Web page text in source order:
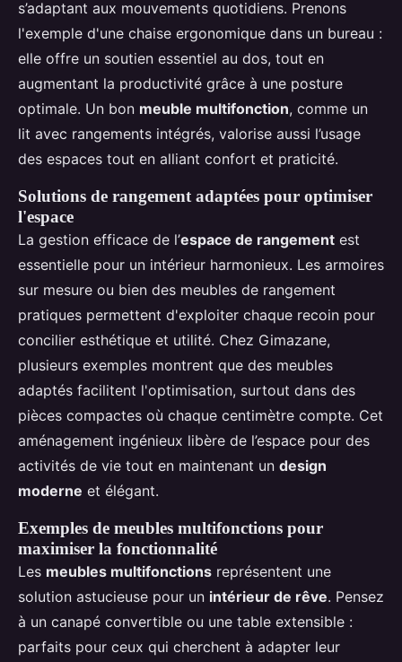
s’adaptant aux mouvements quotidiens. Prenons
l'exemple d'une chaise ergonomique dans un bureau :
elle offre un soutien essentiel au dos, tout en
augmentant la productivité grâce à une posture
optimale. Un bon meuble multifonction, comme un
lit avec rangements intégrés, valorise aussi l’usage
des espaces tout en alliant confort et praticité.
Solutions de rangement adaptées pour optimiser
l'espace
La gestion efficace de l’espace de rangement est
essentielle pour un intérieur harmonieux. Les armoires
sur mesure ou bien des meubles de rangement
pratiques permettent d'exploiter chaque recoin pour
concilier esthétique et utilité. Chez Gimazane,
plusieurs exemples montrent que des meubles
adaptés facilitent l'optimisation, surtout dans des
pièces compactes où chaque centimètre compte. Cet
aménagement ingénieux libère de l’espace pour des
activités de vie tout en maintenant un design
moderne et élégant.
Exemples de meubles multifonctions pour
maximiser la fonctionnalité
Les meubles multifonctions représentent une
solution astucieuse pour un intérieur de rêve. Pensez
à un canapé convertible ou une table extensible :
parfaits pour ceux qui cherchent à adapter leur